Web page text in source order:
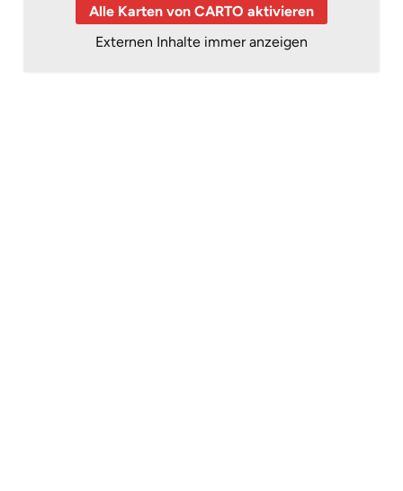
Alle Karten von CARTO aktivieren
Externen Inhalte immer anzeigen